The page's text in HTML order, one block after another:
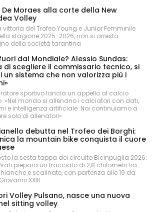
De Moraes alla corte della New
Volley
vittoria del Trofeo Young e Junior Femminile
stagione 2025-2026, non si arresta
della società tarantina
dal Mondiale? Alessio Sundas:
di scegliere il commissario tecnico, si
un sistema che non valorizza più i
sportivo lancia un appello al calcio
«Nel mondo si allenano i calciatori con dati,
e intelligenza artificiale. Noi continuiamo a
solo di allenatori»
debutta nel Trofeo dei Borghi:
la mountain bike conquista il cuore
la sesta tappa del circuito Bicinpuglia 2026:
Pirati prepara un tracciato di 2,8 chilometri tra
e scalinate, con partenza alle 19 da
XXIII
Volley Pulsano, nasce una nuova
sitting volley